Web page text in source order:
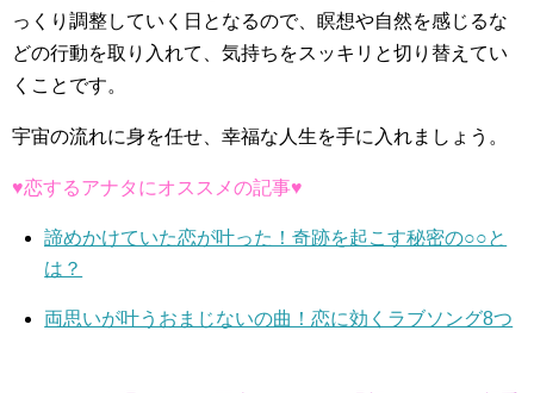
っくり調整していく日となるので、瞑想や自然を感じるな
どの行動を取り入れて、気持ちをスッキリと切り替えてい
くことです。
宇宙の流れに身を任せ、幸福な人生を手に入れましょう。
♥恋するアナタにオススメの記事♥
諦めかけていた恋が叶った！奇跡を起こす秘密の○○と
は？
両思いが叶うおまじないの曲！恋に効くラブソング8つ